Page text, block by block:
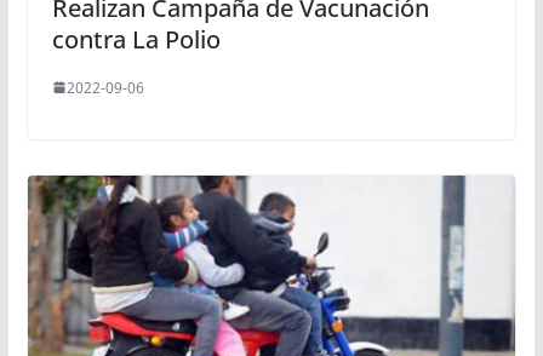
Realizan Campaña de Vacunación
contra La Polio
2022-09-06